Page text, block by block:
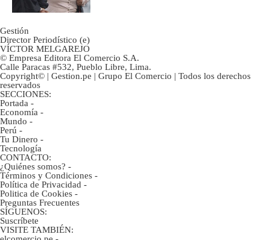
Gestión
Director Periodístico (e)
VÍCTOR MELGAREJO
© Empresa Editora El Comercio S.A.
Calle Paracas #532, Pueblo Libre, Lima.
Copyright© | Gestion.pe | Grupo El Comercio | Todos los derechos
reservados
SECCIONES:
Portada -
Economía -
Mundo -
Perú -
Tu Dinero -
Tecnología
CONTACTO:
¿Quiénes somos? -
Términos y Condiciones -
Política de Privacidad -
Politica de Cookies -
Preguntas Frecuentes
SÍGUENOS:
Suscríbete
VISITE TAMBIÉN: